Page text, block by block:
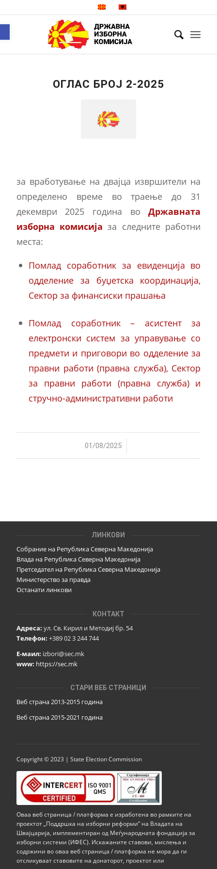
ОГЛАС БРОЈ 2-2025
за вработување на двајца извршители на
определено време во траење до 31
декември 2025 година воДржавната
изборна комисија за следните работни
места:
Помлад соработник за евиденција во
одделение за буџетска координација,
Сектор за финансиски прашања
Помлад соработник – асистент за
електронски систем за управување со
предмети и приговори во одделение за
правни работи (правна служба), Сектор
за правни работи (правна служба) и
стручно-административни работи
01/08/2025
/
ЛИНКОВИ
Собрание на Република Северна Македонија
Влада на Република Северна Македонија
Претседател на Република Северна Македонија
Министерство за правда
Останати линкови
КОНТАКТ
Адреса: ул. Св. Кирил и Методиј бр. 54
Телефон: +389 02 3 244 744
Е-маил: izbori@sec.mk
www: https://sec.mk
СТАРИ ВЕБ СТРАНИЦИ
Веб страна 2013-2015 година
Веб страна 2015-2021 година
Copyright © 2023 | State Election Commission
Оваа веб страница / платформа е изработена во рамките на
проектот „Поддршка на изборни реформи” на Владата на
Швајцарија, имплементиран од Меѓународната фондација за
изборни системи (ИФЕС). Искажаните ставови, мислења и
содржини во оваа веб страница / платформа не мора да ги
отсликуваат ставовите на донаторот, проектот или
Open toolbar